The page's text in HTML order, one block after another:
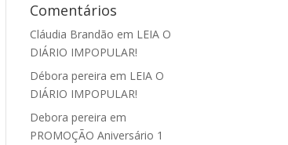
Comentários
Cláudia Brandão em LEIA O
DIÁRIO IMPOPULAR!
Débora pereira em LEIA O
DIÁRIO IMPOPULAR!
Debora pereira em
PROMOÇÃO Aniversário 1